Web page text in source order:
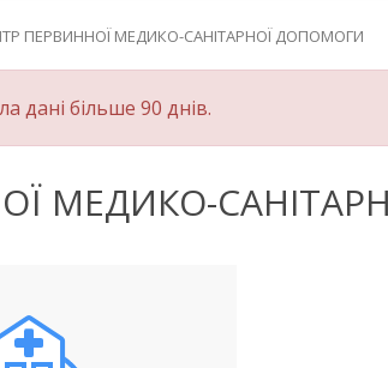
ПЕРВИННОЇ МЕДИКО-САНІТАРНОЇ ДОПОМОГИ
дані більше 90 днів.
МЕДИКО-